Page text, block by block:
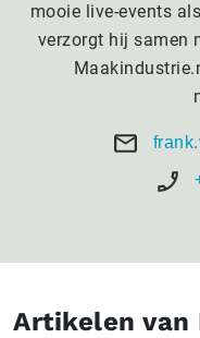
mooie live-events
verzorgt hij samen
Artikelen van